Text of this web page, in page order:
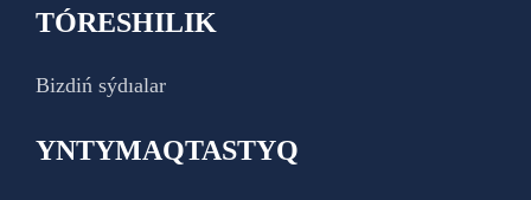
TÓRESHILIK
Bizdiń sýdıalar
YNTYMAQTASTYQ